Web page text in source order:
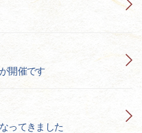
開催です
ってきました